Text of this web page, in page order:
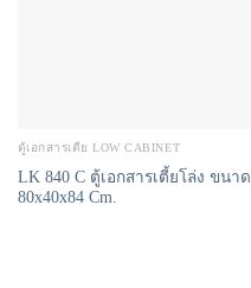
ตู้เอกสารเตี้ย LOW CABINET
LK 840 C ตู้เอกสารเตี้ยโล่ง ขนาด
80x40x84 Cm.